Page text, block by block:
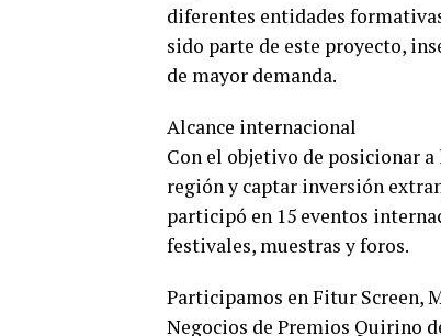
diferentes entidades
sido parte de este proyecto,
de mayor demanda.
Alcance internacional
Con el objetivo de posicionar
región y captar inversión
participó en 15 eventos
festivales, muestras y foros.
Participamos en Fitur Screen,
Negocios de Premios Quirino